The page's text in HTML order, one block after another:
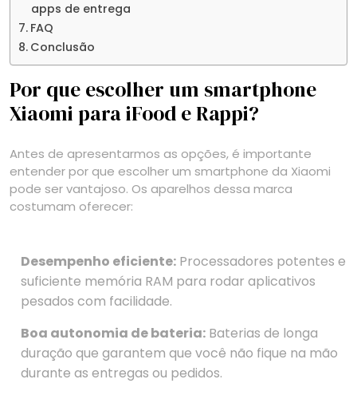
apps de entrega
FAQ
Conclusão
Por que escolher um smartphone
Xiaomi para iFood e Rappi?
Antes de apresentarmos as opções, é importante
entender por que escolher um smartphone da Xiaomi
pode ser vantajoso. Os aparelhos dessa marca
costumam oferecer:
Desempenho eficiente: Processadores potentes e
suficiente memória RAM para rodar aplicativos
pesados com facilidade.
Boa autonomia de bateria: Baterias de longa
duração que garantem que você não fique na mão
durante as entregas ou pedidos.